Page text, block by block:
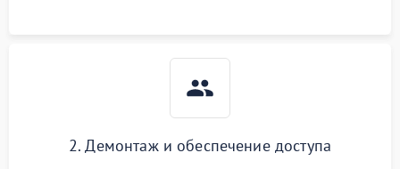
2. Демонтаж и обеспечение доступа